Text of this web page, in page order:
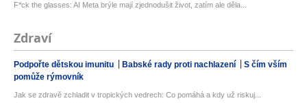
F*ck the glasses: AI Meta brýle mají zjednodušit život, zatím ale děla...
Zdraví
Podpořte dětskou imunitu Babské rady proti nachlazení
S čím vším
pomůže rýmovník
Jak se zdravě zchladit v tropických vedrech: Co pomáhá a kdy už riskuj...